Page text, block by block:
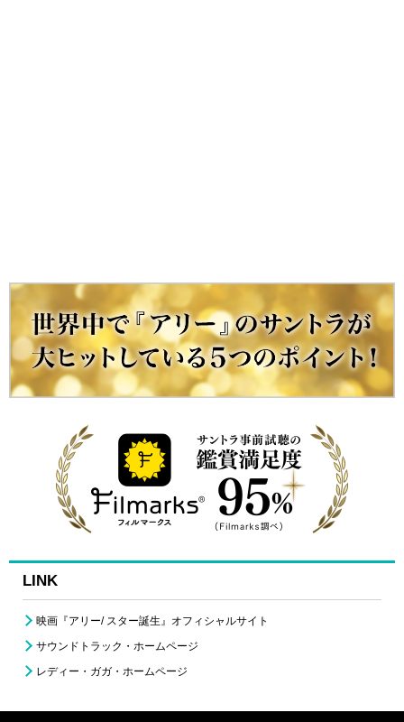
LINK
映画『アリー/ スター誕生』オフィシャルサイト
サウンドトラック・ホームページ
レディー・ガガ・ホームページ